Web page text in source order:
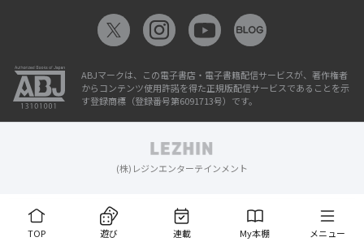
TOP 遊び 連載 My本棚 メニュー
ABJマークは、この電子書店・電子書籍配信サービスが、著作権者
からコンテンツ使用許諾を得た正規版配信サービスであることを示
す登録商標（登録番号第6091713号）です。
(株)レジンエンターテインメント